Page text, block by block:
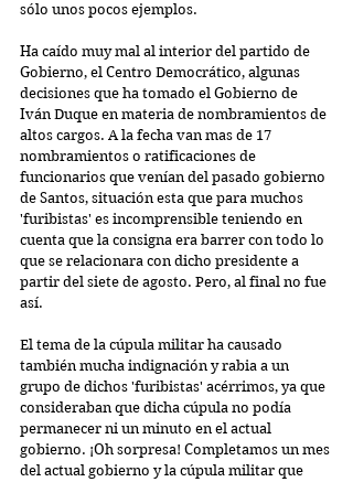
sólo unos pocos ejemplos.
Ha caído muy mal al interior del partido de
Gobierno, el Centro Democrático, algunas
decisiones que ha tomado el Gobierno de
Iván Duque en materia de nombramientos de
altos cargos. A la fecha van mas de 17
nombramientos o ratificaciones de
funcionarios que venían del pasado gobierno
de Santos, situación esta que para muchos
'furibistas' es incomprensible teniendo en
cuenta que la consigna era barrer con todo lo
que se relacionara con dicho presidente a
partir del siete de agosto. Pero, al final no fue
así.
El tema de la cúpula militar ha causado
también mucha indignación y rabia a un
grupo de dichos 'furibistas' acérrimos, ya que
consideraban que dicha cúpula no podía
permanecer ni un minuto en el actual
gobierno. ¡Oh sorpresa! Completamos un mes
del actual gobierno y la cúpula militar que